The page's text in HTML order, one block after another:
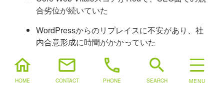
合劣位が続いていた
WordPressからのリプレイスに不安があり、社
内合意形成に時間がかかっていた
[導入施策]
home
HOME
mail
CONTACT
phone
PHONE
search
SEARCH